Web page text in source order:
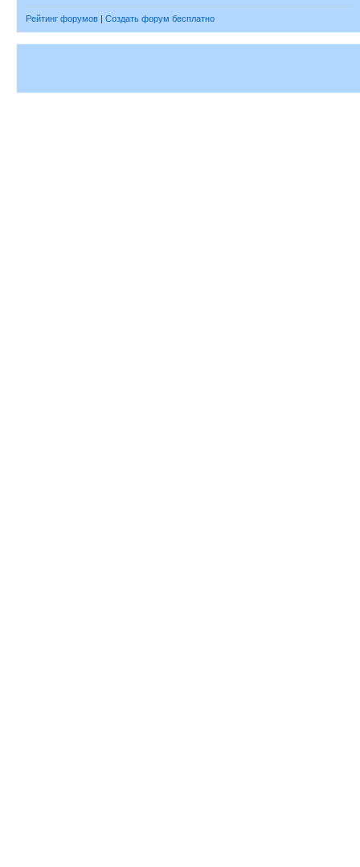
Рейтинг форумов Создать форум бесплатно